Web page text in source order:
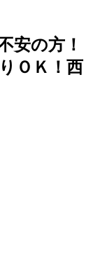
安の方！
ＯＫ！西